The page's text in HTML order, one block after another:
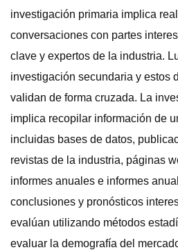
investigación primaria implica
conversaciones con partes
clave y expertos de la industria.
investigación secundaria y estos
validan de forma cruzada. La
implica recopilar información de
incluidas bases de datos,
revistas de la industria, páginas
informes anuales e informes
conclusiones y pronósticos
evalúan utilizando métodos
evaluar la demografía del